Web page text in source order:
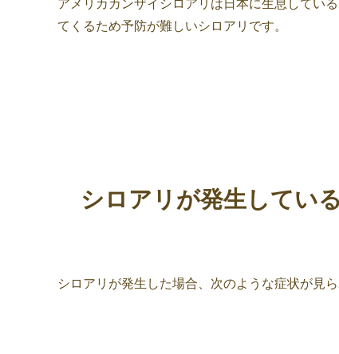
アメリカカンザイシロアリは日本に生息してい
てくるため予防が難しいシロアリです。
シロアリが発生してい
シロアリが発生した場合、次のような症状が見